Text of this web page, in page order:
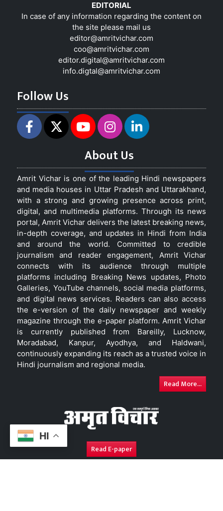
HI
EDITORIAL
In case of any information regarding the content on
the site please mail us
editor@amritvichar.com
coo@amritvichar.com
editor.digital@amritvichar.com
info.digtal@amritvichar.com
Follow Us
About Us
Amrit Vichar is one of the leading Hindi newspapers
and media houses in Uttar Pradesh and Uttarakhand,
with a strong and growing presence across print,
digital, and multimedia platforms. Through its news
portal, Amrit Vichar delivers the latest breaking news,
in-depth coverage, and updates in Hindi from India
and around the world. Committed to credible
journalism and reader engagement, Amrit Vichar
connects with its audience through multiple
platforms including Breaking News updates, Photo
Galleries, YouTube channels, social media platforms,
and digital news services. Readers can also access
the e-version of the daily newspaper and weekly
magazine through the e-paper platform. Amrit Vichar
is currently published from Bareilly, Lucknow,
Moradabad, Kanpur, Ayodhya, and Haldwani,
continuously expanding its reach as a trusted voice in
Hindi journalism and regional media.
Read More...
Read E-paper